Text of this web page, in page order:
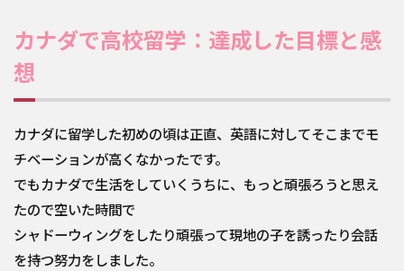
カナダで高校留学：達成した目標と感
想
カナダに留学した初めの頃は正直、英語に対してそこまでモ
チベーションが高くなかったです。
でもカナダで生活をしていくうちに、もっと頑張ろうと思え
たので空いた時間で
シャドーウィングをしたり頑張って現地の子を誘ったり会話
を持つ努力をしました。